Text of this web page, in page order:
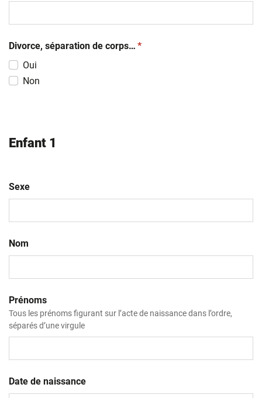
Divorce, séparation de corps… (obligatoire)
*
Oui
Non
Enfant 1
Sexe
Nom
Prénoms
Tous les prénoms figurant sur l’acte de naissance dans l’ordre,
séparés d’une virgule
Date de naissance